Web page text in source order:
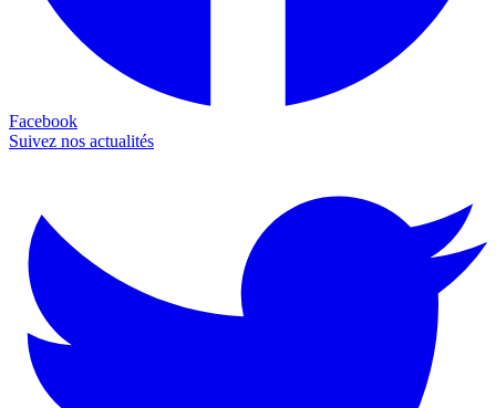
Facebook
Suivez nos actualités